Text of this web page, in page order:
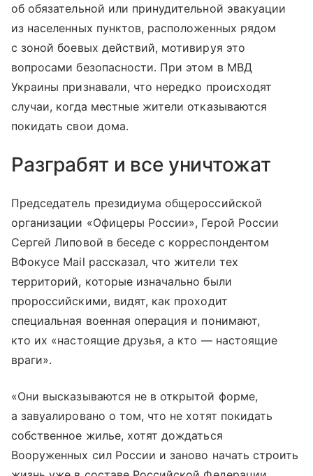
об обязательной или принудительной эвакуации
из населенных пунктов, расположенных рядом
с зоной боевых действий, мотивируя это
вопросами безопасности. При этом в МВД
Украины признавали, что нередко происходят
случаи, когда местные жители отказываются
покидать свои дома.
Разграбят и все уничтожат
Председатель президиума общероссийской
организации «Офицеры России», Герой России
Сергей Липовой в беседе с корреспондентом
ВФокусе Mail рассказал, что жители тех
территорий, которые изначально были
пророссийскими, видят, как проходит
специальная военная операция и понимают,
кто их «настоящие друзья, а кто — настоящие
враги».
«Они высказываются не в открытой форме,
а завуалировано о том, что не хотят покидать
собственное жилье, хотят дождаться
Вооруженных сил России и заново начать строить